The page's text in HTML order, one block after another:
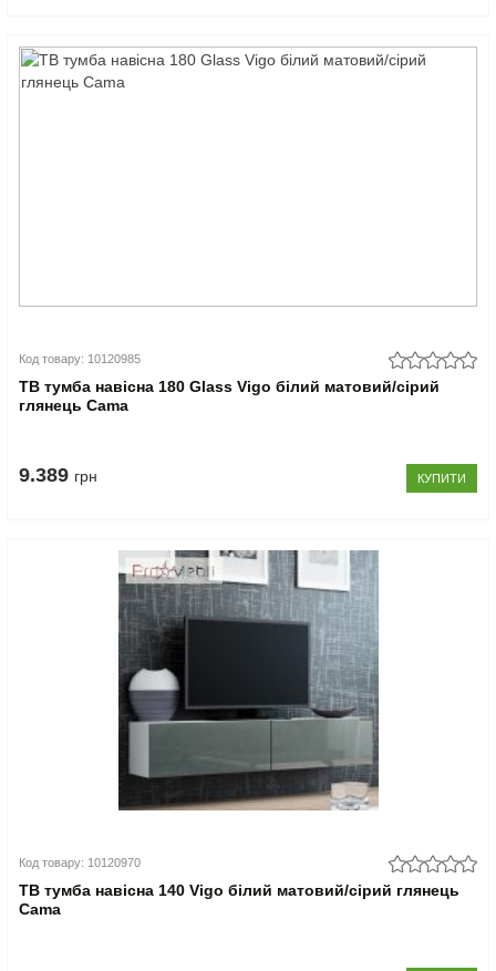
Код товару: 10120985
ТВ тумба навісна 180 Glass Vigo білий матовий/сірий
глянець Cama
9.389 грн КУПИТИ
Код товару: 10120970
ТВ тумба навісна 140 Vigo білий матовий/сірий глянець
Cama